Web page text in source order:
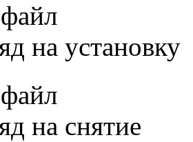
на установку
на снятие